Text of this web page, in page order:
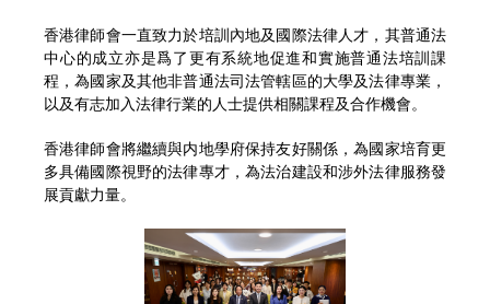
香港律師會一直致力於培訓內地及國際法律人才，其普通法
中心的成立亦是爲了更有系統地促進和實施普通法培訓課
程，為國家及其他非普通法司法管轄區的大學及法律專業，
以及有志加入法律行業的人士提供相關課程及合作機會。
香港律師會將繼續與内地學府保持友好關係，為國家培育更
多具備國際視野的法律專才，為法治建設和涉外法律服務發
展貢獻力量。